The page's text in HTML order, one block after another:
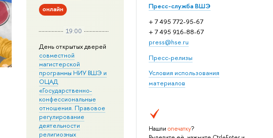
Пресс-служба ВШЭ
+ 7 495 772-95-67
+ 7 495 916-88-67
press@hse.ru
Пресс-релизы
Условия использования
материалов
Нашли опечатку?
онлайн
19:00
День открытых дверей
совместной
магистерской
программы НИУ ВШЭ и
ОЦАД
«Государственно-
конфессиональные
отношения. Правовое
регулирование
деятельности
религиозных